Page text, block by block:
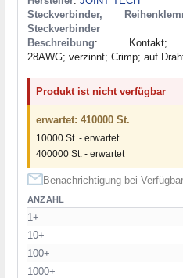
Steckverbinder,
Steckverbinder
Beschreibung:
28AWG; verzinnt; Crimp; auf
Produkt ist nicht verfügbar
erwartet: 410000 St.
10000 St. - erwartet
400000 St. - erwartet
Benachrichtigung bei
ANZAHL
1+
10+
100+
1000+